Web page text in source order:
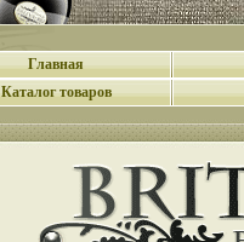
Главная
Каталог товаров